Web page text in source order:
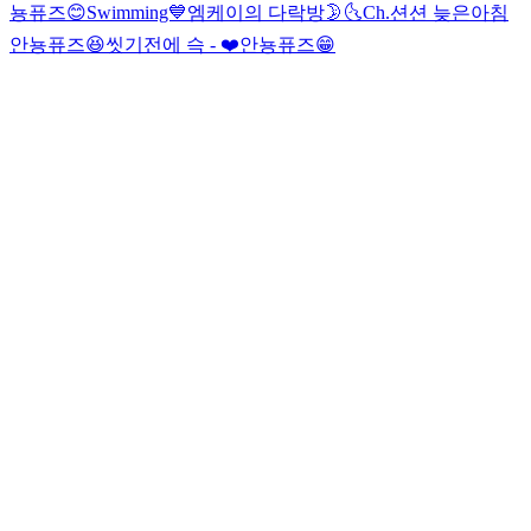
뇽퓨즈😊Swimming💙엠케이의 다락방🌛🌜Ch.션션 늦은아침
안뇽퓨즈😆씻기전에 슥 - ❤️안뇽퓨즈😁